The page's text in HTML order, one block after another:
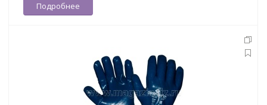
Подробнее